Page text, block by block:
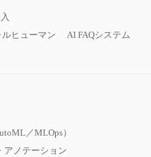
ヒューマン
AI FAQシステム
／MLOps）
アノテーション